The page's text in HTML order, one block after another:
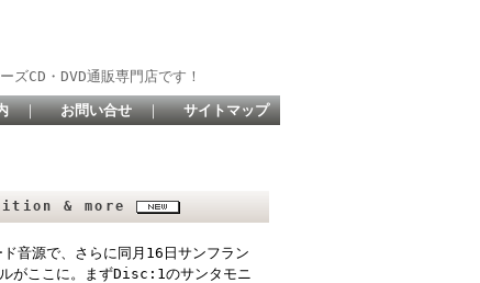
CD・DVD通販専門店です！
｜ お問い合せ ｜ サイトマップ
& more
音源で、さらに同月16日サンフラン
がここに。まずDisc:1のサンタモニ